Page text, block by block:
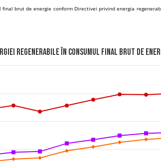
brut de energie conform Directivei privind energia
regenerabile în consumul final brut de